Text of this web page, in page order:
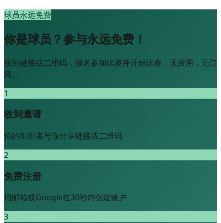
球员永远免费
你是球员？参与永远免费！
收到链接或二维码，报名参加比赛并开始比赛。无费用，无订
阅。
1
收到邀请
你的组织者与你分享链接或二维码
2
免费注册
用邮箱或Google在30秒内创建账户
3